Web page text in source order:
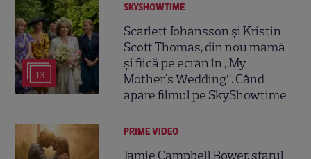
13
SKYSHOWTIME
Scarlett Johansson și Kristin
Scott Thomas, din nou mamă
și fiică pe ecran în „My
Mother's Wedding”. Când
apare filmul pe SkyShowtime
PRIME VIDEO
Jamie Campbell Bower, starul